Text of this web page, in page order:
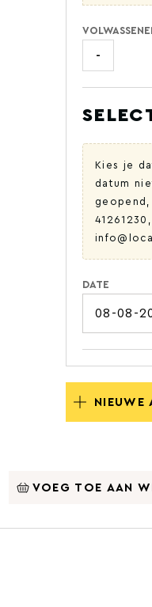
-
Kies je
datum
DATE
NIEUWE
VOEG TOE AAN